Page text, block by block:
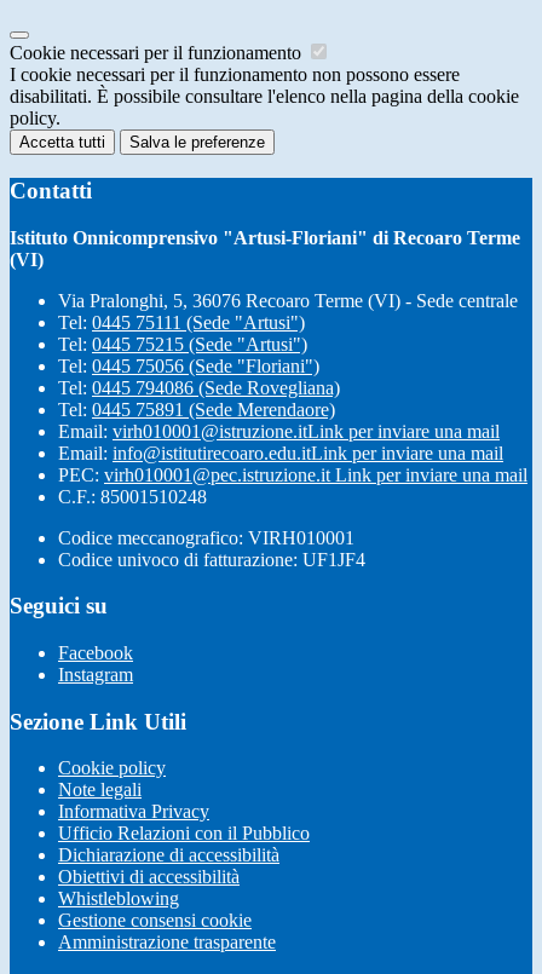
Cookie necessari per il funzionamento
I cookie necessari per il funzionamento non possono essere
disabilitati. È possibile consultare l'elenco nella pagina della cookie
policy.
Accetta tutti Salva le preferenze
Contatti
Istituto Onnicomprensivo "Artusi-Floriani" di Recoaro Terme
(VI)
Via Pralonghi, 5, 36076 Recoaro Terme (VI) - Sede centrale
Tel: 0445 75111 (Sede "Artusi")
Tel: 0445 75215 (Sede "Artusi")
Tel: 0445 75056 (Sede "Floriani")
Tel: 0445 794086 (Sede Rovegliana)
Tel: 0445 75891 (Sede Merendaore)
Email: virh010001@istruzione.itLink per inviare una mail
Email: info@istitutirecoaro.edu.itLink per inviare una mail
PEC: virh010001@pec.istruzione.it Link per inviare una mail
C.F.: 85001510248
Codice meccanografico: VIRH010001
Codice univoco di fatturazione: UF1JF4
Seguici su
Facebook
Instagram
Sezione Link Utili
Cookie policy
Note legali
Informativa Privacy
Ufficio Relazioni con il Pubblico
Dichiarazione di accessibilità
Obiettivi di accessibilità
Whistleblowing
Gestione consensi cookie
Amministrazione trasparente